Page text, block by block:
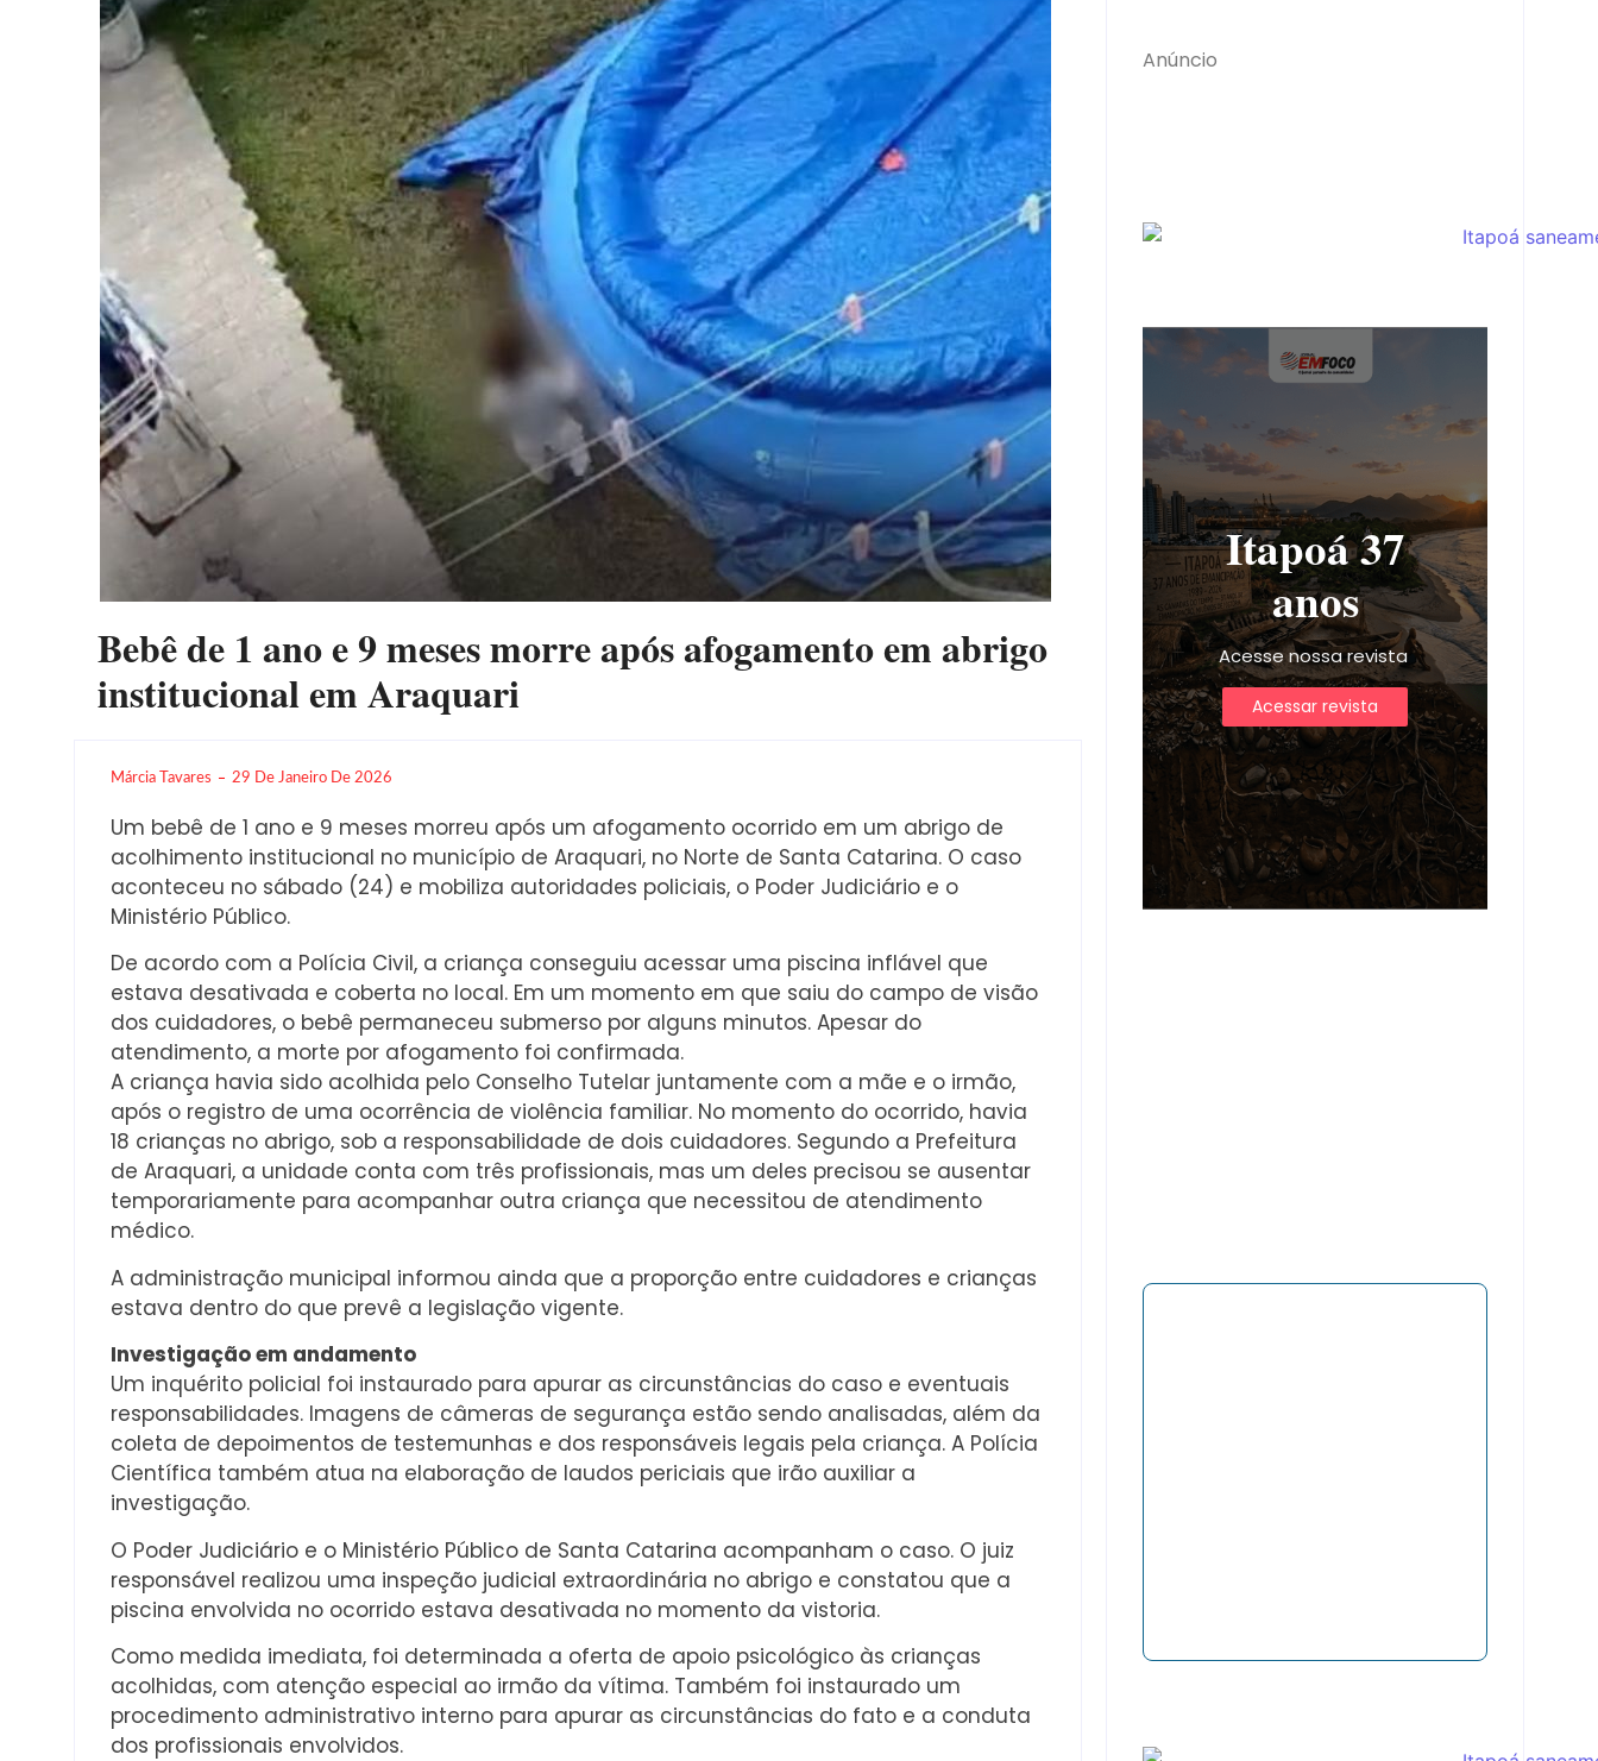
Bebê de 1 ano e 9 meses morre após afogamento em abrigo
institucional em Araquari
Márcia Tavares 29 De Janeiro De 2026
Um bebê de 1 ano e 9 meses morreu após um afogamento ocorrido em um abrigo de
acolhimento institucional no município de Araquari, no Norte de Santa Catarina. O caso
aconteceu no sábado (24) e mobiliza autoridades policiais, o Poder Judiciário e o
Ministério Público.
De acordo com a Polícia Civil, a criança conseguiu acessar uma piscina inflável que
estava desativada e coberta no local. Em um momento em que saiu do campo de visão
dos cuidadores, o bebê permaneceu submerso por alguns minutos. Apesar do
atendimento, a morte por afogamento foi confirmada.
A criança havia sido acolhida pelo Conselho Tutelar juntamente com a mãe e o irmão,
após o registro de uma ocorrência de violência familiar. No momento do ocorrido, havia
18 crianças no abrigo, sob a responsabilidade de dois cuidadores. Segundo a Prefeitura
de Araquari, a unidade conta com três profissionais, mas um deles precisou se ausentar
temporariamente para acompanhar outra criança que necessitou de atendimento
médico.
A administração municipal informou ainda que a proporção entre cuidadores e crianças
estava dentro do que prevê a legislação vigente.
Investigação em andamento
Um inquérito policial foi instaurado para apurar as circunstâncias do caso e eventuais
responsabilidades. Imagens de câmeras de segurança estão sendo analisadas, além da
coleta de depoimentos de testemunhas e dos responsáveis legais pela criança. A Polícia
Científica também atua na elaboração de laudos periciais que irão auxiliar a
investigação.
O Poder Judiciário e o Ministério Público de Santa Catarina acompanham o caso. O juiz
responsável realizou uma inspeção judicial extraordinária no abrigo e constatou que a
piscina envolvida no ocorrido estava desativada no momento da vistoria.
Como medida imediata, foi determinada a oferta de apoio psicológico às crianças
acolhidas, com atenção especial ao irmão da vítima. Também foi instaurado um
procedimento administrativo interno para apurar as circunstâncias do fato e a conduta
dos profissionais envolvidos.
Anúncio
Itapoá 37
anos
Acesse nossa revista
Acessar revista